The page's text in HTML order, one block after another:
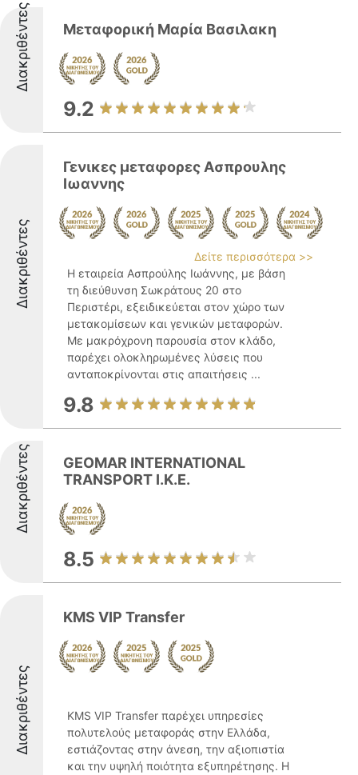
Διακριθέντες Μεταφορική Μαρία Βασιλακη
9.2
Διακριθέντες
Γενικες μεταφορες Ασπρουλης
Ιωαννης
Δείτε περισσότερα >>
Η εταιρεία Ασπρούλης Ιωάννης, με βάση
τη διεύθυνση Σωκράτους 20 στο
Περιστέρι, εξειδικεύεται στον χώρο των
μετακομίσεων και γενικών μεταφορών.
Με μακρόχρονη παρουσία στον κλάδο,
παρέχει ολοκληρωμένες λύσεις που
ανταποκρίνονται στις απαιτήσεις ...
9.8
Διακριθέντες
GEOMAR INTERNATIONAL
TRANSPORT Ι.Κ.Ε.
8.5
Διακριθέντες
KMS VIP Transfer
KMS VIP Transfer παρέχει υπηρεσίες
πολυτελούς μεταφοράς στην Ελλάδα,
εστιάζοντας στην άνεση, την αξιοπιστία
και την υψηλή ποιότητα εξυπηρέτησης. Η